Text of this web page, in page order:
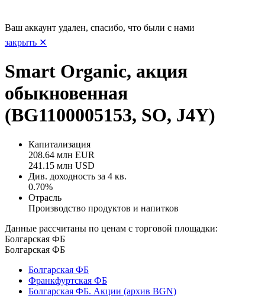
Ваш аккаунт удален, спасибо, что были с нами
закрыть ✕
Smart Organic, акция
обыкновенная
(BG1100005153, SO, J4Y)
Капитализация
208.64 млн EUR
241.15 млн USD
Див. доходность за 4 кв.
0.70%
Отрасль
Производство продуктов и напитков
Данные рассчитаны по ценам с торговой площадки:
Болгарская ФБ
Болгарская ФБ
Болгарская ФБ
Франкфуртская ФБ
Болгарская ФБ. Акции (архив BGN)